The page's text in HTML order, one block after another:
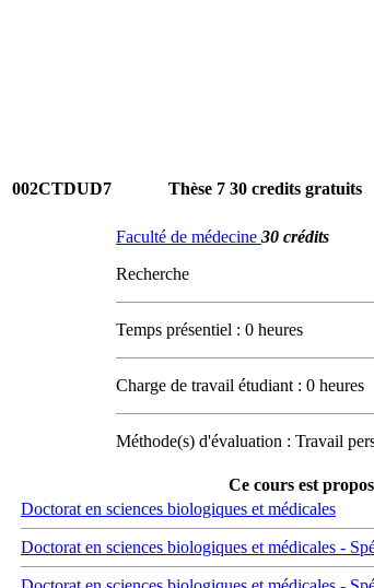
002CTDUD7 Thèse 7 30 credits gratuits
Faculté de médecine 30 crédits
Recherche
Temps présentiel : 0 heures
Charge de travail étudiant : 0 heures
Méthode(s) d'évaluation : Travail
Ce cours est
Doctorat en sciences biologiques et médicales
Doctorat en sciences biologiques et médicales -